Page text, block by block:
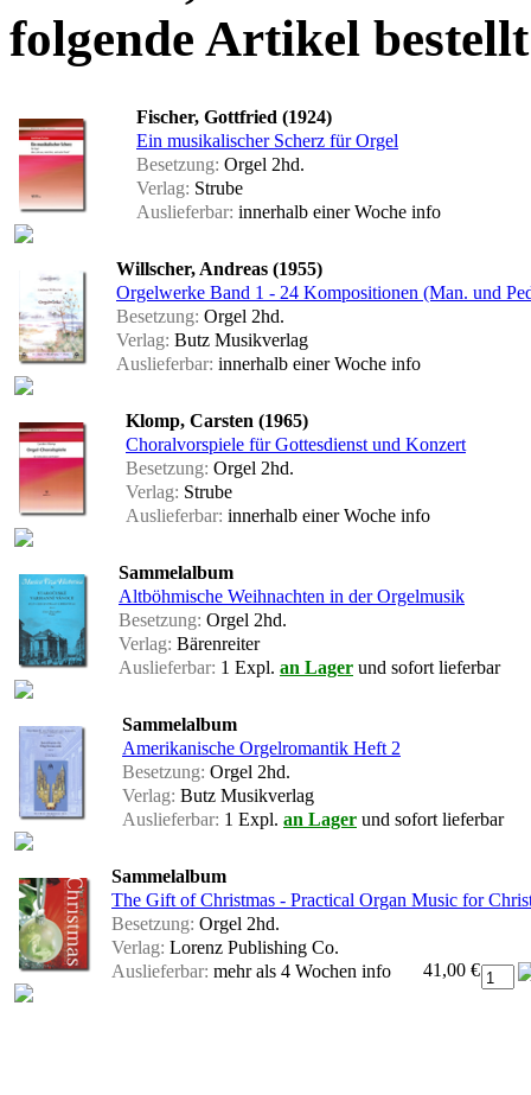
folgende Artikel
Fischer, Gottfried (1924)
Ein musikalischer Scherz für Orgel
Besetzung: Orgel 2hd.
Verlag: Strube
Auslieferbar: innerhalb einer Woche info
Willscher, Andreas (1955)
Orgelwerke Band 1 - 24 Kompositionen (Man. und
Besetzung: Orgel 2hd.
Verlag: Butz Musikverlag
Auslieferbar: innerhalb einer Woche info
Klomp, Carsten (1965)
Choralvorspiele für Gottesdienst und Konzert
Besetzung: Orgel 2hd.
Verlag: Strube
Auslieferbar: innerhalb einer Woche info
Sammelalbum
Altböhmische Weihnachten in der Orgelmusik
Besetzung: Orgel 2hd.
Verlag: Bärenreiter
Auslieferbar: 1 Expl. an Lager und sofort lieferbar
Sammelalbum
Amerikanische Orgelromantik Heft 2
Besetzung: Orgel 2hd.
Verlag: Butz Musikverlag
Auslieferbar: 1 Expl. an Lager und sofort lieferbar
Sammelalbum
The Gift of Christmas - Practical Organ Music for
Besetzung: Orgel 2hd.
Verlag: Lorenz Publishing Co.
Auslieferbar: mehr als 4 Wochen info 41,00 €